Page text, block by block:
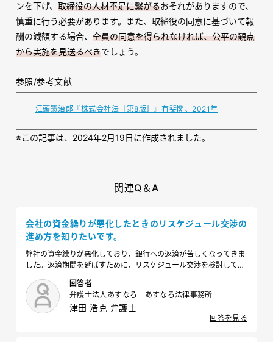
ンを下げ、 取締役の人材不足に繋がるおそれがありますので、
慎重に行う必要があります。また、取締役の同意に基づいて報
酬の減額する場合、 全員の同意を得られなければ、公平の観点
から実施を見送るべきでしょう。
参照/参考文献
江頭憲治郎『株式会社法［第8版］』有斐閣、2021年
※この記事は、2024年2月19日に作成されました。
関連Q＆A
会社の資金繰りが悪化したときのリスケジュール交渉の
進め方を知りたいです。
弊社の資金繰りが悪化しており、銀行への返済が苦しくなってきま
した。返済期間を延ばすために、リスケジュール交渉を検討してい
際にリスケする場合、どのように進めるべきでしょうか？
回答者
弁護士法人あすなろ あすなろ法律事務所
津田 浩克 弁護士
回答を見る